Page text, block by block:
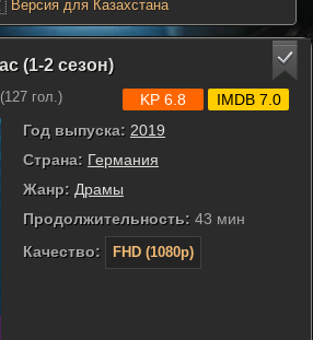
Версия для Казахстана
(1-2 сезон)
127 гол.)
Год выпуска: 2019
Страна: Германия
Жанр: Драмы
Продолжительность: 43 мин
Качество:
FHD (1080p)
KP 6.8 IMDB 7.0